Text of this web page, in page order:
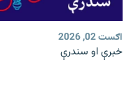
اګست 02, 2026
خبرې او سندرې